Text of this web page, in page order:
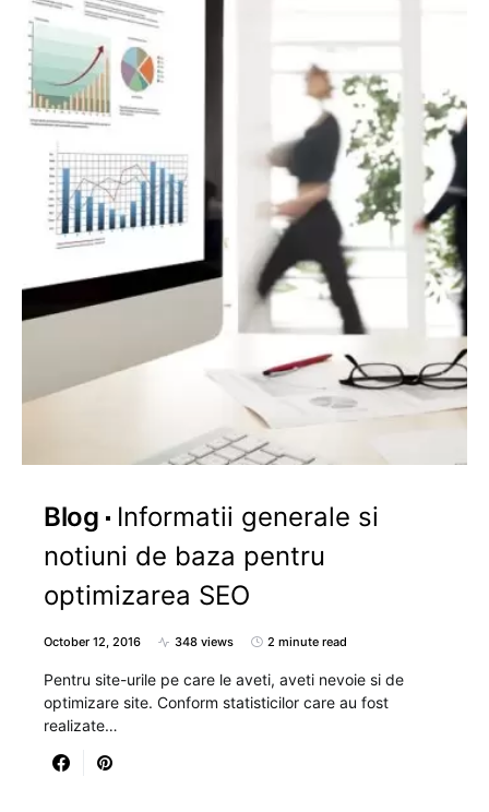
Blog
Informatii generale si
notiuni de baza pentru
optimizarea SEO
October 12, 2016 348 views 2 minute read
Pentru site-urile pe care le aveti, aveti nevoie si de
optimizare site. Conform statisticilor care au fost
realizate…